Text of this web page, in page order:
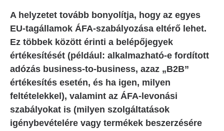
A helyzetet tovább bonyolítja, hogy az egyes
EU-tagállamok ÁFA-szabályozása eltérő lehet.
Ez többek között érinti a belépőjegyek
értékesítését (például: alkalmazható-e fordított
adózás business-to-business, azaz „B2B”
értékesítés esetén, és ha igen, milyen
feltételekkel), valamint az ÁFA-levonási
szabályokat is (milyen szolgáltatások
igénybevételére vagy termékek beszerzésére